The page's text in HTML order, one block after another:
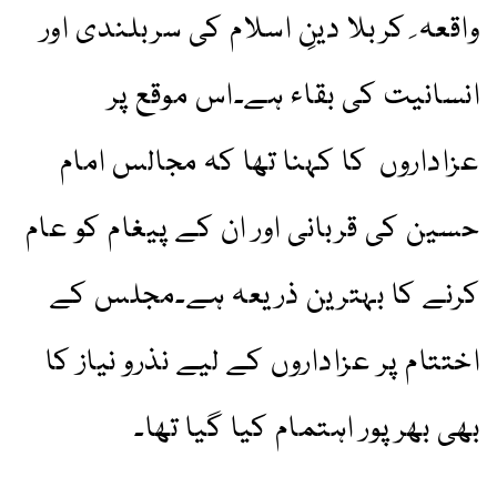
واقعہ ِ کربلا دینِ اسلام کی سربلندی اور
انسانیت کی بقاء ہے۔اس موقع پر
عزاداروں کا کہنا تھا کہ مجالس امام
حسین کی قربانی اور ان کے پیغام کو عام
کرنے کا بہترین ذریعہ ہے۔مجلس کے
اختتام پر عزاداروں کے لیے نذرو نیاز کا
بھی بھرپور اہتمام کیا گیا تھا۔